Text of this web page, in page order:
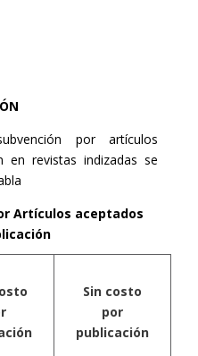
por artículos
en revistas indizadas se
Artículos aceptados
Sin costo
por
publicación